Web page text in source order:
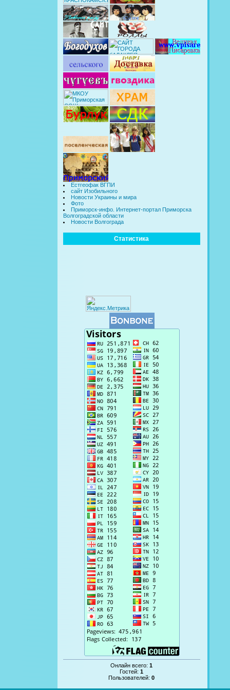
Естгеофак ВГПИ
сайт Изобильного
Новости Украины и мира
Фото
Приморск-инфо. Интернет-портал Приморска
Волгоградской области
Новости Волгограда
Статистика
Онлайн всего:1
Гостей:1
Пользователей:0